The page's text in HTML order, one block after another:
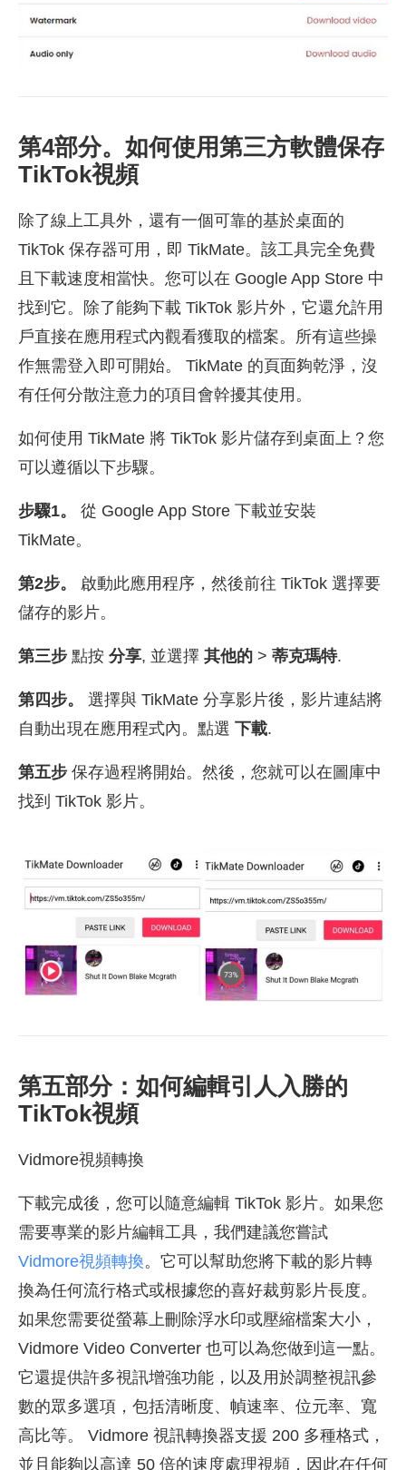
第4部分。如何使用第三方軟體保存
TikTok視頻
除了線上工具外，還有一個可靠的基於桌面的
TikTok 保存器可用，即 TikMate。該工具完全免費
且下載速度相當快。您可以在 Google App Store 中
找到它。除了能夠下載 TikTok 影片外，它還允許用
戶直接在應用程式內觀看獲取的檔案。所有這些操
作無需登入即可開始。 TikMate 的頁面夠乾淨，沒
有任何分散注意力的項目會幹擾其使用。
如何使用 TikMate 將 TikTok 影片儲存到桌面上？您
可以遵循以下步驟。
步驟1。
從 Google App Store 下載並安裝
TikMate。
第2步。
啟動此應用程序，然後前往 TikTok 選擇要
儲存的影片。
第三步 點按 分享, 並選擇 其他的 > 蒂克瑪特.
第四步。
選擇與 TikMate 分享影片後，影片連結將
自動出現在應用程式內。點選 下載.
第五步 保存過程將開始。然後，您就可以在圖庫中
找到 TikTok 影片。
第五部分：如何編輯引人入勝的
TikTok視頻
Vidmore視頻轉換
下載完成後，您可以隨意編輯 TikTok 影片。如果您
需要專業的影片編輯工具，我們建議您嘗試
Vidmore視頻轉換。它可以幫助您將下載的影片轉
換為任何流行格式或根據您的喜好裁剪影片長度。
如果您需要從螢幕上刪除浮水印或壓縮檔案大小，
Vidmore Video Converter 也可以為您做到這一點。
它還提供許多視訊增強功能，以及用於調整視訊參
數的眾多選項，包括清晰度、幀速率、位元率、寬
高比等。 Vidmore 視訊轉換器支援 200 多種格式，
並且能夠以高達 50 倍的速度處理視頻，因此在任何